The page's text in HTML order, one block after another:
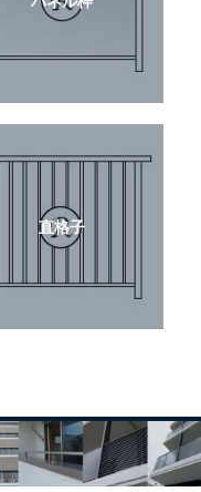
直格子